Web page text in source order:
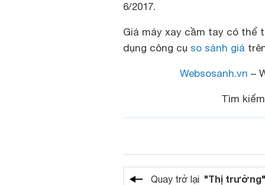
6/2017.
Giá máy xay cầm tay có thể
dụng công cụ so sánh giá
Websosanh.vn –
Tìm
Quay trở lại "Thị trường"